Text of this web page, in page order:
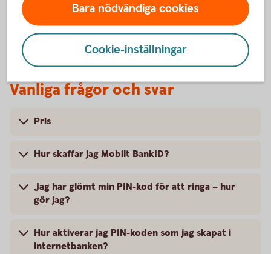
KundtjänstSnabbvalsguide
Vanliga frågor och svar
Pris
Hur skaffar jag Mobilt BankID?
Jag har glömt min PIN-kod för att ringa – hur
gör jag?
Hur aktiverar jag PIN-koden som jag skapat i
internetbanken?
Bara nödvändiga cookies
Cookie-inställningar